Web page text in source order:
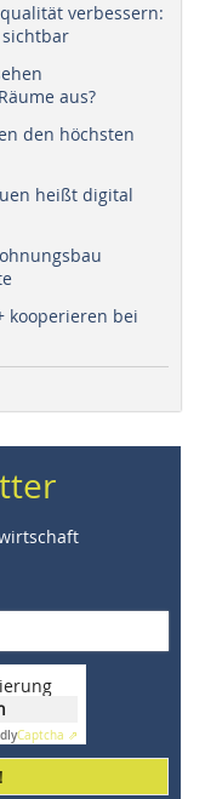
verbessern:
aus?
den höchsten
heißt digital
kooperieren bei
Captcha ⇗